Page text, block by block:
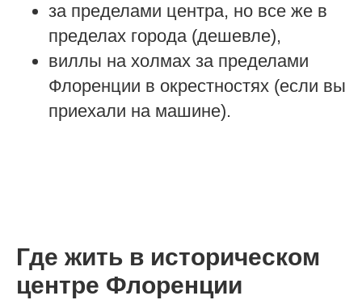
за пределами центра, но все же в
пределах города (дешевле),
виллы на холмах за пределами
Флоренции в окрестностях (если вы
приехали на машине).
Где жить в историческом
центре Флоренции